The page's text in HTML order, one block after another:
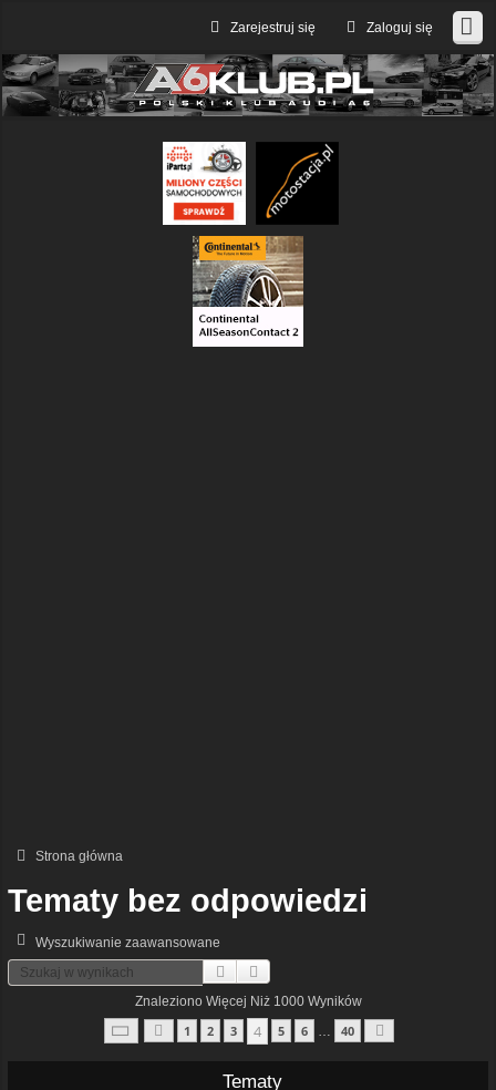
Zaloguj się
Zarejestruj się
Strona główna
Tematy bez odpowiedzi
Wyszukiwanie zaawansowane
Szukaj
Znaleziono Więcej Niż 1000 Wyników
Strona Z 40
Poprzednia
1 2 3 4 5 6 40
Tematy